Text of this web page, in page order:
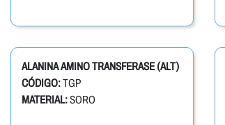
ALANINA AMINO TRANSFERASE (ALT)
CÓDIGO:TGP
MATERIAL:SORO